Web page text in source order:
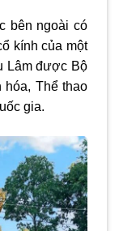
bên ngoài có
kính của một
Lâm được Bộ
hóa, Thể thao
gia.